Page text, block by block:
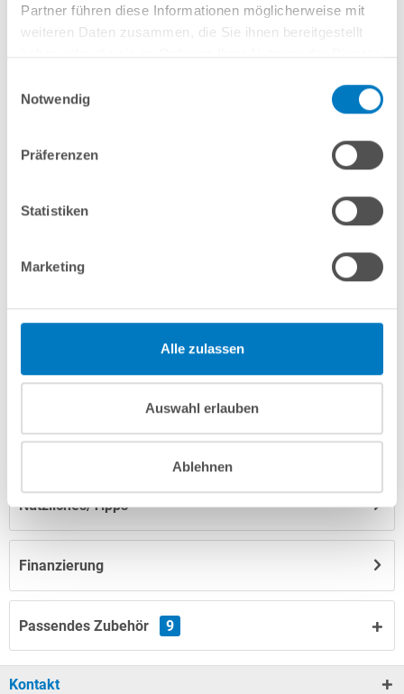
Partner führen diese Informationen möglicherweise mit
weiteren Daten zusammen, die Sie ihnen bereitgestellt
Notwendig
Präferenzen
Statistiken
Marketing
Alle zulassen
Auswahl erlauben
Ablehnen
In den Warenkorb
Fragen? Wir helfen Ihnen gerne weiter:
Produktbeschreibung
Finanzierung
Herstellerangaben
Anleitungen/Datenblätter
Hinweise zum Versand / zur Lagerung
Nützliches/Tipps
Passendes Zubehör 9
Kontakt